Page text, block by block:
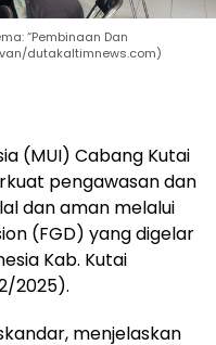
“Pembinaan Dan
dutakaltimnews.com)
(MUI) Cabang Kutai
pengawasan dan
dan aman melalui
(FGD) yang digelar
Kab. Kutai
2025).
menjelaskan